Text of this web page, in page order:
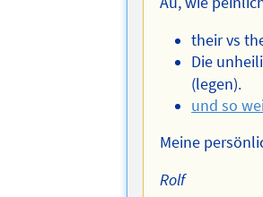
their vs
Die
(legen).
und so
Meine
Rolf